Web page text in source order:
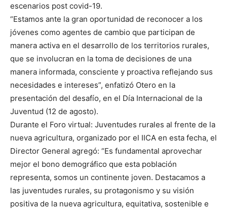
escenarios post covid-19.
“Estamos ante la gran oportunidad de reconocer a los
jóvenes como agentes de cambio que participan de
manera activa en el desarrollo de los territorios rurales,
que se involucran en la toma de decisiones de una
manera informada, consciente y proactiva reflejando sus
necesidades e intereses”, enfatizó Otero en la
presentación del desafío, en el Día Internacional de la
Juventud (12 de agosto).
Durante el Foro virtual: Juventudes rurales al frente de la
nueva agricultura, organizado por el IICA en esta fecha, el
Director General agregó: “Es fundamental aprovechar
mejor el bono demográfico que esta población
representa, somos un continente joven. Destacamos a
las juventudes rurales, su protagonismo y su visión
positiva de la nueva agricultura, equitativa, sostenible e